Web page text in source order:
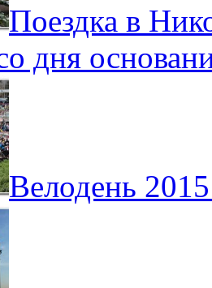
Поездка в
дня
Велодень